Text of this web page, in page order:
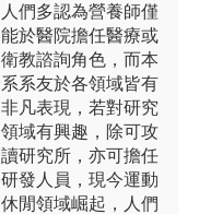
人們多認為營養師僅
能於醫院擔任醫療或
衛教諮詢角色，而本
系系友於各領域皆有
非凡表現，若對研究
領域有興趣，除可攻
讀研究所，亦可擔任
研發人員，現今運動
休閒領域崛起，人們